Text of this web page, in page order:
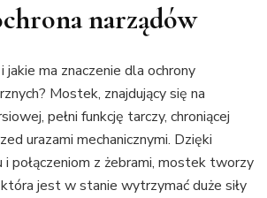
narządów
ma znaczenie dla ochrony
Mostek, znajdujący się na
pełni funkcję tarczy, chroniącej
urazami mechanicznymi. Dzięki
i połączeniom z żebrami, mostek tworzy
jest w stanie wytrzymać duże siły